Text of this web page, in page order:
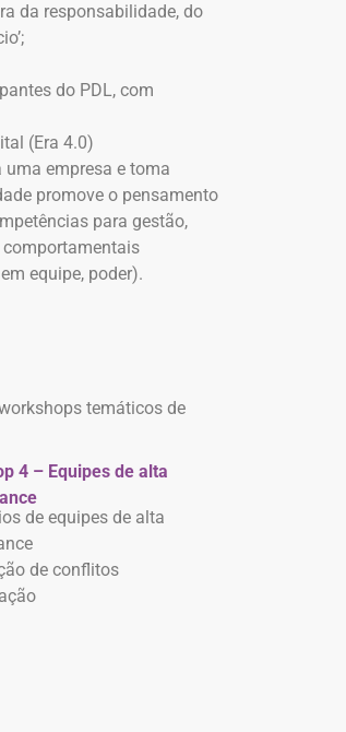
da responsabilidade, do
do PDL, com
(Era 4.0)
uma empresa e toma
promove o pensamento
para gestão,
comportamentais
equipe, poder).
temáticos de
4 – Equipes de alta
de equipes de alta
de conflitos